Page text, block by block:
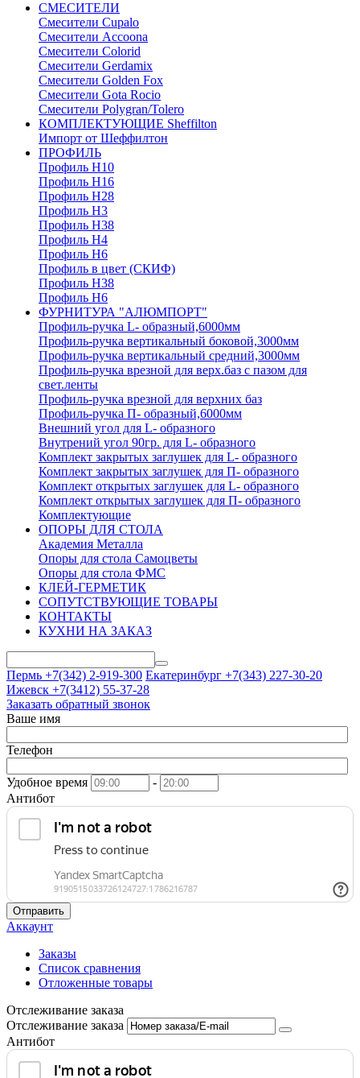
СМЕСИТЕЛИ
Cмесители Cupalo
Смесители Accoona
Смесители Colorid
Смесители Gerdamix
Смесители Golden Fox
Смесители Gota Rocio
Смесители Polygran/Tolero
КОМПЛЕКТУЮЩИЕ Sheffilton
Импорт от Шеффилтон
ПРОФИЛЬ
Профиль H10
Профиль H16
Профиль H28
Профиль H3
Профиль H38
Профиль H4
Профиль H6
Профиль в цвет (СКИФ)
Профиль H38
Профиль H6
ФУРНИТУРА "АЛЮМПОРТ"
Профиль-ручка L- образный,6000мм
Профиль-ручка вертикальный боковой,3000мм
Профиль-ручка вертикальный средний,3000мм
Профиль-ручка врезной для верх.баз с пазом для
свет.ленты
Профиль-ручка врезной для верхних баз
Профиль-ручка П- образный,6000мм
Внешний угол для L- образного
Внутрений угол 90гр. для L- образного
Комплект закрытых заглушек для L- образного
Комплект закрытых заглушек для П- образного
Комплект открытых заглушек для L- образного
Комплект открытых заглушек для П- образного
Комплектующие
ОПОРЫ ДЛЯ СТОЛА
Академия Металла
Опоры для стола Самоцветы
Опоры для стола ФМС
КЛЕЙ-ГЕРМЕТИК
СОПУТСТВУЮЩИЕ ТОВАРЫ
КОНТАКТЫ
КУХНИ НА ЗАКАЗ
Пермь +7(342) 2-919-300 Екатеринбург +7(343) 227-30-20
Ижевск +7(3412) 55-37-28
Заказать обратный звонок
Ваше имя
Телефон
Удобное время
-
Антибот
Отправить
Аккаунт
Заказы
Список сравнения
Отложенные товары
Отслеживание заказа
Отслеживание заказа
Антибот